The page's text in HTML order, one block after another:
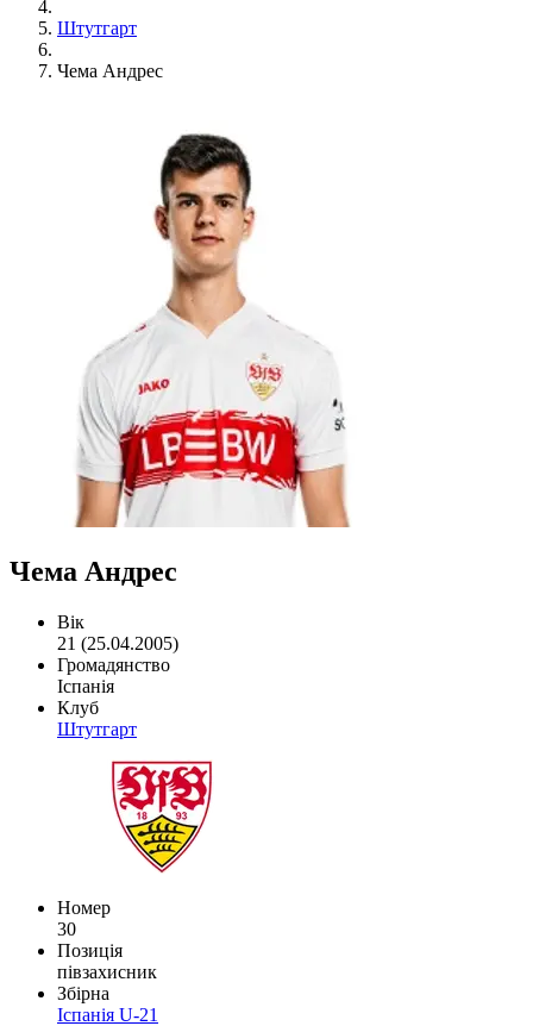
Штутгарт
Чема Андрес
Чема Андрес
Вік
21 (25.04.2005)
Громадянство
Іспанія
Клуб
Штутгарт
Номер
30
Позиція
півзахисник
Збірна
Іспанія U-21